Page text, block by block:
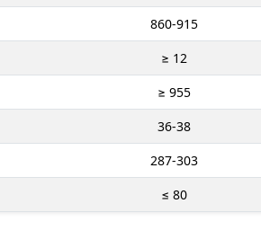
860-915
≥ 12
≥ 955
36-38
287-303
≤ 80